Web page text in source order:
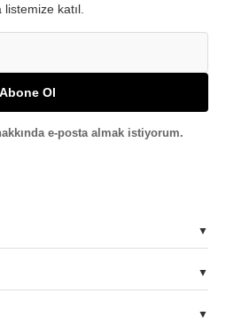
listemize katıl.
Abone Ol
e-posta almak istiyorum.